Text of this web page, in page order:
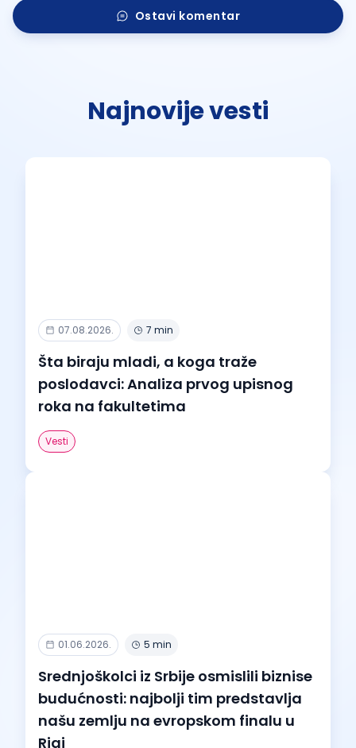
Ostavi komentar
Najnovije vesti
07.08.2026. 7 min
Šta biraju mladi, a koga traže
poslodavci: Analiza prvog upisnog
roka na fakultetima
Vesti
01.06.2026. 5 min
Srednjoškolci iz Srbije osmislili biznise
budućnosti: najbolji tim predstavlja
našu zemlju na evropskom finalu u
Rigi